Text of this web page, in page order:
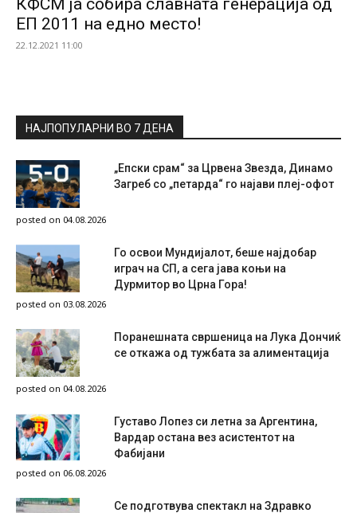
КФСМ ја собира славната генерација од
ЕП 2011 на едно место!
22.12.2021 11:00
НАЈПОПУЛАРНИ ВО 7 ДЕНА
„Епски срам“ за Црвена Звезда, Динамо
Загреб со „петарда“ го најави плеј-офот
posted on 04.08.2026
Го освои Мундијалот, беше најдобар
играч на СП, а сега јава коњи на
Дурмитор во Црна Гора!
posted on 03.08.2026
Поранешната свршеница на Лука Дончиќ
се откажа од тужбата за алиментација
posted on 04.08.2026
Густаво Лопез си летна за Аргентина,
Вардар остана вез асистентот на
Фабијани
posted on 06.08.2026
Се подготвува спектакл на Здравко